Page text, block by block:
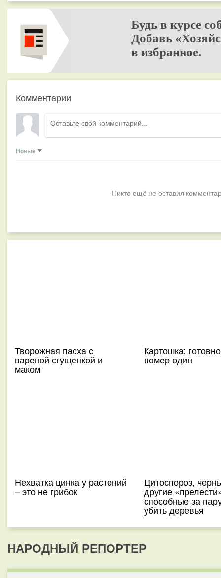
Будь в курсе
Добавь
в избранное.
Комментарии
Новые
Никто ещё не оставил
Творожная пасха с
вареной сгущенкой и
маком
Картошка:
номер один
Нехватка цинка у растений
– это не грибок
Цитоспороз,
другие
способные за
убить деревья
НАРОДНЫЙ РЕПОРТЕР